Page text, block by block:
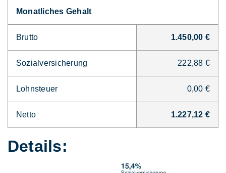
Monatliches Gehalt
Brutto 1.450,00 €
Sozialversicherung 222,88 €
Lohnsteuer 0,00 €
Netto 1.227,12 €
Details: